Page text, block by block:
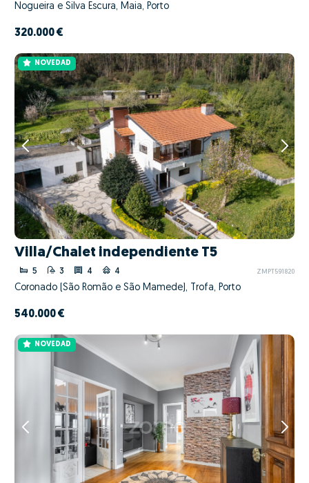
Nogueira e Silva Escura, Maia, Porto
320.000 €
NOVEDAD
Villa/Chalet independiente T5
5 3 4 4 ZMPT591820
Coronado (São Romão e São Mamede), Trofa, Porto
540.000 €
NOVEDAD